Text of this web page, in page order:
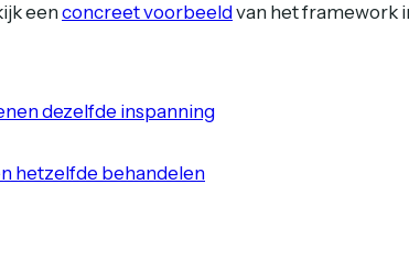
eenconcreet voorbeeldvan het framework
dezelfde inspanning
hetzelfde behandelen